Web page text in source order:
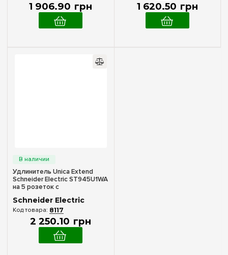
1 906.90 грн 1 620.50 грн
Удлинитель Unica Extend
Schneider Electric ST945U1WA
на 5 розеток с
1.5м, белый с алюм.
Schneider Electric
8117
2 250.10 грн